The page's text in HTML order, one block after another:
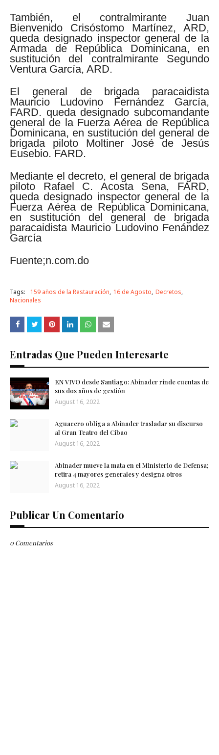
También, el contralmirante Juan
Bienvenido Crisóstomo Martínez, ARD,
queda designado inspector general de la
Armada de República Dominicana, en
sustitución del contralmirante Segundo
Ventura García, ARD.
El general de brigada paracaidista
Mauricio Ludovino Fernández García,
FARD. queda designado subcomandante
general de la Fuerza Aérea de República
Dominicana, en sustitución del general de
brigada piloto Moltiner José de Jesús
Eusebio. FARD.
Mediante el decreto, el general de brigada
piloto Rafael C. Acosta Sena, FARD,
queda designado inspector general de la
Fuerza Aérea de República Dominicana,
en sustitución del general de brigada
paracaidista Mauricio Ludovino Fenández
García
Fuente;n.com.do
Tags: 159 años de la Restauración 16 de Agosto Decretos
Nacionales
Entradas Que Pueden Interesarte
EN VIVO desde Santiago: Abinader rinde cuentas de
sus dos años de gestión
August 16, 2022
Aguacero obliga a Abinader trasladar su discurso
al Gran Teatro del Cibao
August 16, 2022
Abinader mueve la mata en el Ministerio de Defensa;
retira 4 mayores generales y designa otros
August 16, 2022
Publicar Un Comentario
0 Comentarios